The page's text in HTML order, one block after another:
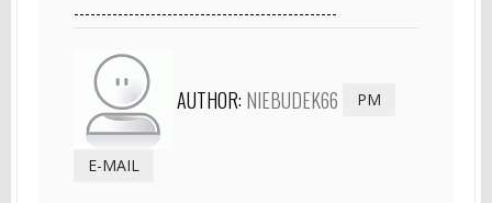
------------------------------------------------
AUTHOR: NIEBUDEK66 PM
E-MAIL